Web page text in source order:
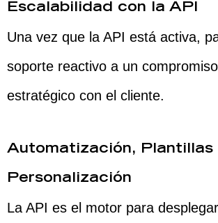
Escalabilidad con la API
Una vez que la API está activa,
soporte reactivo a un
estratégico con el cliente.
Automatización, Plantillas
Personalización
La API es el motor para